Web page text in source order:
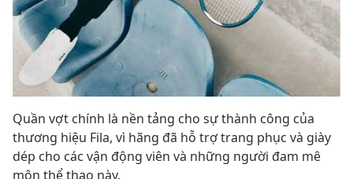
Quần vợt chính là nền tảng cho sự thành công của
thương hiệu Fila, vì hãng đã hỗ trợ trang phục và giày
dép cho các vận động viên và những người đam mê
môn thể thao này.